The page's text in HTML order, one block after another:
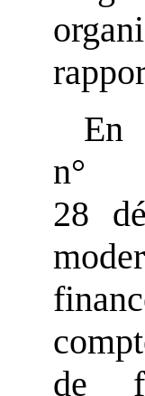
n°
28
de